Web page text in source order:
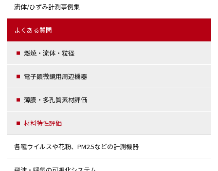
流体/ひずみ計測事例集
よくある質問
燃焼・流体・粒径
電子顕微鏡用周辺機器
薄膜・多孔質素材評価
材料特性評価
各種ウイルスや花粉、PM2.5などの計測機器